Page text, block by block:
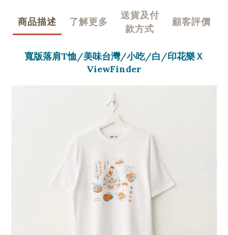
商品描述 了解更多
送貨及付
款方式
顧客評價
寬版落肩T恤/美味台灣/小吃/白/印花樂Ｘ
ViewFinder